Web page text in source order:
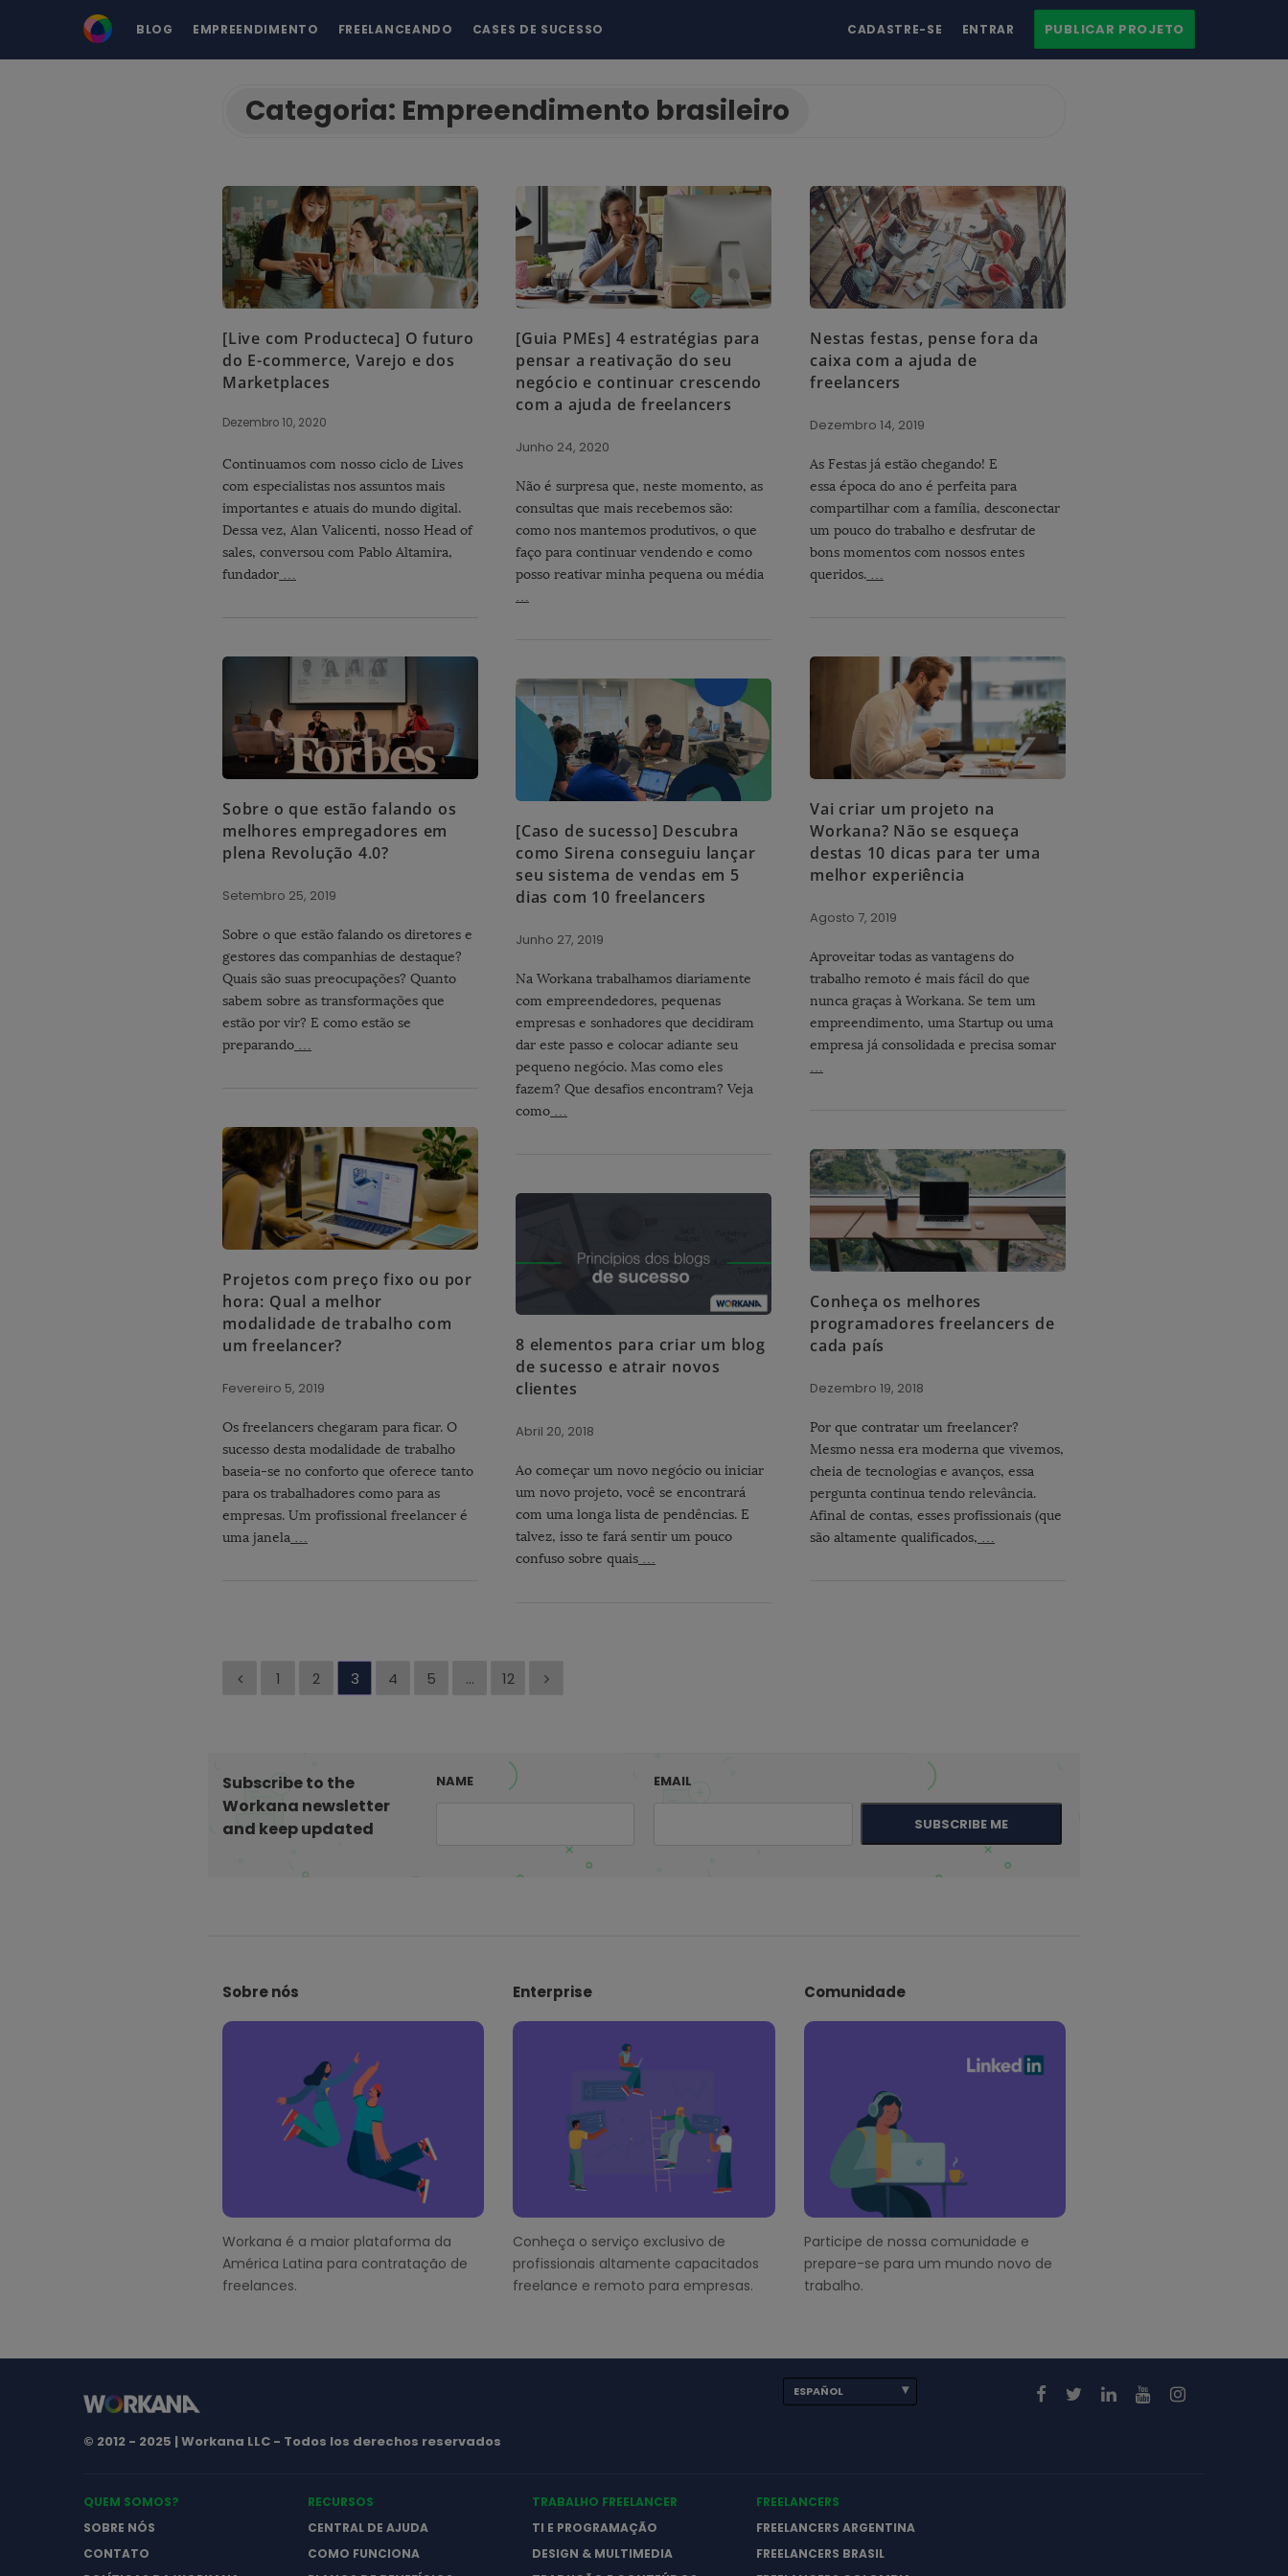
BLOG EMPREENDIMENTO FREELANCEANDO CASES DE SUCESSO CADASTRE-SE ENTRAR PUBLICAR PROJETO
Categoria: Empreendimento brasileiro
[Live com Producteca] O futuro
do E-commerce, Varejo e dos
Marketplaces
Dezembro 10, 2020
Continuamos com nosso ciclo de Lives
com especialistas nos assuntos mais
importantes e atuais do mundo digital.
Dessa vez, Alan Valicenti, nosso Head of
sales, conversou com Pablo Altamira,
fundador …
[Guia PMEs] 4 estratégias para
pensar a reativação do seu
negócio e continuar crescendo
com a ajuda de freelancers
Junho 24, 2020
Não é surpresa que, neste momento, as
consultas que mais recebemos são:
como nos mantemos produtivos, o que
faço para continuar vendendo e como
posso reativar minha pequena ou média
…
Nestas festas, pense fora da
caixa com a ajuda de
freelancers
Dezembro 14, 2019
As Festas já estão chegando! E
essa época do ano é perfeita para
compartilhar com a família, desconectar
um pouco do trabalho e desfrutar de
bons momentos com nossos entes
queridos. …
Sobre o que estão falando os
melhores empregadores em
plena Revolução 4.0?
Setembro 25, 2019
Sobre o que estão falando os diretores e
gestores das companhias de destaque?
Quais são suas preocupações? Quanto
sabem sobre as transformações que
estão por vir? E como estão se
preparando …
Vai criar um projeto na
Workana? Não se esqueça
destas 10 dicas para ter uma
melhor experiência
Agosto 7, 2019
Aproveitar todas as vantagens do
trabalho remoto é mais fácil do que
nunca graças à Workana. Se tem um
empreendimento, uma Startup ou uma
empresa já consolidada e precisa somar
…
[Caso de sucesso] Descubra
como Sirena conseguiu lançar
seu sistema de vendas em 5
dias com 10 freelancers
Junho 27, 2019
Na Workana trabalhamos diariamente
com empreendedores, pequenas
empresas e sonhadores que decidiram
dar este passo e colocar adiante seu
pequeno negócio. Mas como eles
fazem? Que desafios encontram? Veja
como …
Projetos com preço fixo ou por
hora: Qual a melhor
modalidade de trabalho com
um freelancer?
Fevereiro 5, 2019
Os freelancers chegaram para ficar. O
sucesso desta modalidade de trabalho
baseia-se no conforto que oferece tanto
para os trabalhadores como para as
empresas. Um profissional freelancer é
uma janela …
Conheça os melhores
programadores freelancers de
cada país
Dezembro 19, 2018
Por que contratar um freelancer?
Mesmo nessa era moderna que vivemos,
cheia de tecnologias e avanços, essa
pergunta continua tendo relevância.
Afinal de contas, esses profissionais (que
são altamente qualificados, …
8 elementos para criar um blog
de sucesso e atrair novos
clientes
Abril 20, 2018
Ao começar um novo negócio ou iniciar
um novo projeto, você se encontrará
com uma longa lista de pendências. E
talvez, isso te fará sentir um pouco
confuso sobre quais …
n
a
ç
o
t
1 2 3 4 5 … 12
Subscribe to the
Workana newsletter
and keep updated
NAME EMAIL
SUBSCRIBE ME
Sobre nós
Workana é a maior plataforma da
América Latina para contratação de
freelances.
Enterprise
Conheça o serviço exclusivo de
profissionais altamente capacitados
freelance e remoto para empresas.
Comunidade
Participe de nossa comunidade e
prepare-se para um mundo novo de
trabalho.
© 2012 - 2025 | Workana LLC - Todos los derechos reservados
ESPAÑOL
QUEM SOMOS?
SOBRE NÓS
CONTATO
RECURSOS
CENTRAL DE AJUDA
COMO FUNCIONA
TRABALHO FREELANCER
TI E PROGRAMAÇÃO
DESIGN & MULTIMEDIA
FREELANCERS
FREELANCERS ARGENTINA
FREELANCERS BRASIL